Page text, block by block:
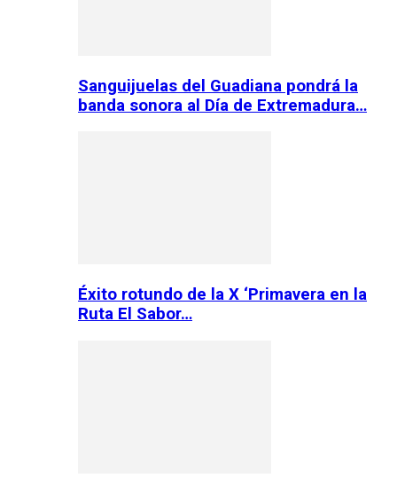
Sanguijuelas del Guadiana pondrá la
banda sonora al Día de Extremadura…
Éxito rotundo de la X ‘Primavera en la
Ruta El Sabor…